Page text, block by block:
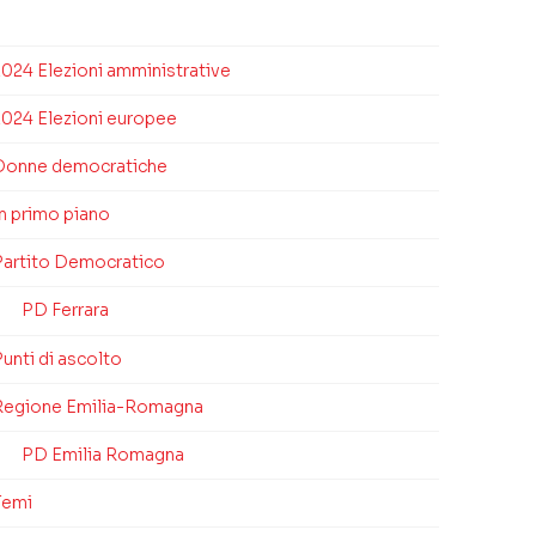
Elezioni amministrative
Elezioni europee
democratiche
primo piano
Democratico
PD Ferrara
di ascolto
Emilia-Romagna
PD Emilia Romagna